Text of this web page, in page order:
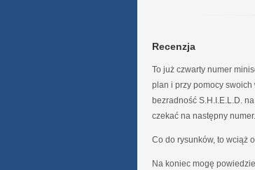
Recenzja
To już czwarty numer
plan i przy pomocy
bezradność S.H.I.E.L.D.
czekać na następny numer.
Co do rysunków, to wciąż
Na koniec mogę